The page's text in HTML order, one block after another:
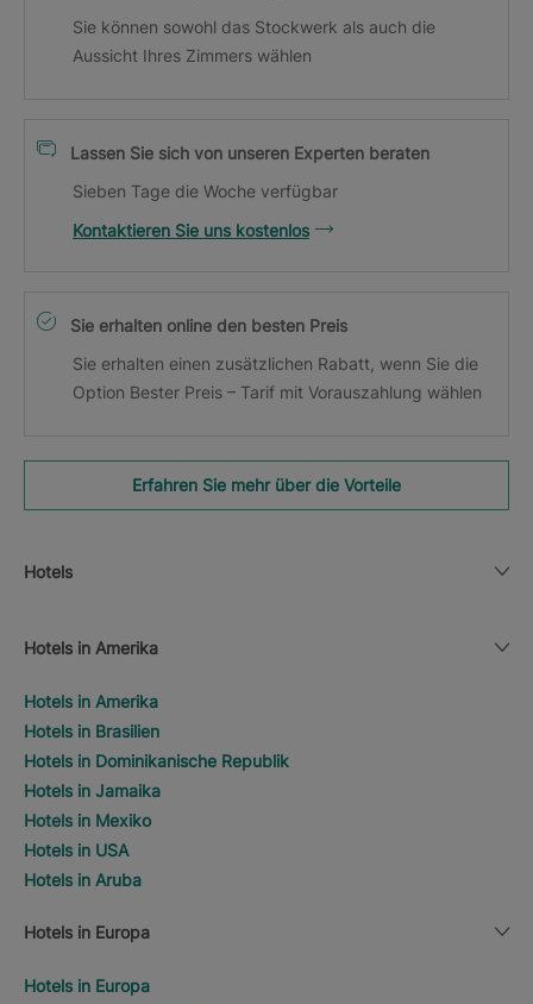
Sie können sowohl das Stockwerk als auch die
Aussicht Ihres Zimmers wählen
Lassen Sie sich von unseren Experten beraten
Sieben Tage die Woche verfügbar
Kontaktieren Sie uns kostenlos
Sie erhalten online den besten Preis
Sie erhalten einen zusätzlichen Rabatt, wenn Sie die
Option Bester Preis – Tarif mit Vorauszahlung wählen
Erfahren Sie mehr über die Vorteile
Hotels
Hotels in Amerika
Hotels in Amerika
Hotels in Brasilien
Hotels in Dominikanische Republik
Hotels in Jamaika
Hotels in Mexiko
Hotels in USA
Hotels in Aruba
Hotels in Europa
Hotels in Europa